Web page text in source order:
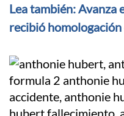
Lea también:
recibió homologación